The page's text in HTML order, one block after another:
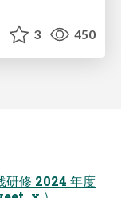
3 450
研修 2024 年度